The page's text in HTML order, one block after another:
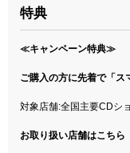
特典
≪キャンペーン特典≫
ご購入の方に先着で「ス
対象店舗:全国主要CDシ
お取り扱い店舗はこち